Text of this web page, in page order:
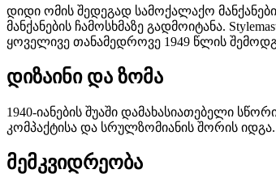
დიდი ომის შედეგად სამოქალაქო
მანქანების ჩამოსხმაზე გადმოიტანა.
ყოველივე თანამედროვე 1949 წლის
დიზაინი და ზომა
1940-იანების შუაში დამახასიათებელი
კომპაქტისა და სრულზომიანის შორის
მემკვიდრეობა